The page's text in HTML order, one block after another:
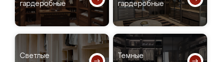
гардеробные
гардеробные
Светлые
Темные